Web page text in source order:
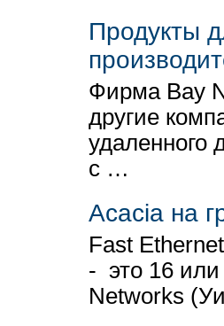
Продукты
Фирма Bay
другие
удаленного
с …
Acacia на
Fast
- это 16
Networks